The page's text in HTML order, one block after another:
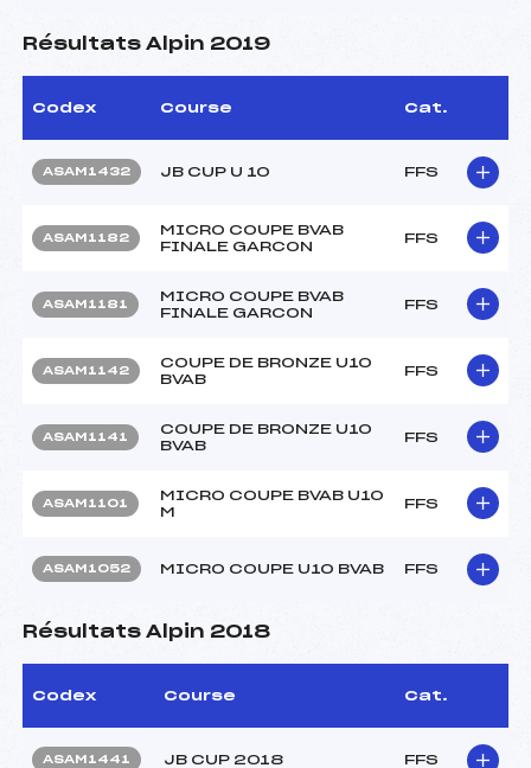
Résultats Alpin 2019
Codex Course Cat.
ASAM1432 JB CUP U 10 FFS
ASAM1182
MICRO COUPE BVAB
FINALE GARCON
FFS
ASAM1181
MICRO COUPE BVAB
FINALE GARCON
FFS
ASAM1142
COUPE DE BRONZE U10
BVAB
FFS
ASAM1141
COUPE DE BRONZE U10
BVAB
FFS
ASAM1101
MICRO COUPE BVAB U10
M
FFS
ASAM1052 MICRO COUPE U10 BVAB FFS
Résultats Alpin 2018
Codex Course Cat.
ASAM1441 JB CUP 2018 FFS